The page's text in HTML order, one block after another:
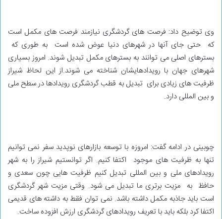
وی توضیح داد: فرصت های گردشگری نیازمند فرصت های مکمل است
که حتی جای آنها در شهرهای دنیا عوض شده است به طوری که
بسترهای اصلی می توانند به بسترهای مکمل تبدیل شوند. امروز بسیاری
شهرهای جهان با رویدادهایشان شناخته می شوند.از این لحاظ شیراز
ظرفیت های زیادی برای تبدیل به قطب گردشگری رویدادها در سطح ملی
و بین المللی دارد.
چوبینی در ادامه گفت: امروزه با توسعه بازارهای نوپدید سفر نمی توانیم
تنها به ظرفیت های موجود اکتفا کنیم. اگر توانستیم شیراز را به شهر
رویدادهای ملی و بین المللی تبدیل کنیم ظرفیت هایی چون سعدی و
حافظ به مزیت برتری ما تبدیل می شود. وقتی مزیت شهر گردشگری
است باید جاذبه مکمل داشته باشد. نمی توان فقط به داشته های قدیمی
اکتفا کرد بلکه باید با تعریف رویدادهای گردشگری ارزش افزوده ساخت.